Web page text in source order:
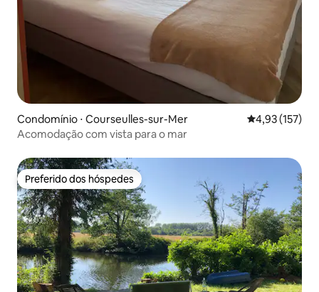
Condomínio ⋅ Courseulles-sur-Mer 4,93 de uma
4,93 (157)
Acomodação com vista para o mar
Preferido dos hóspedes
Preferido dos hóspedes